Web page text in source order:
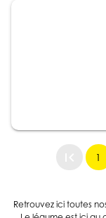
1
Retrouvez ici toutes